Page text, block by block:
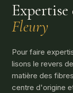
Fleury
Pour faire
lisons le revers
matière des
centre d'origine